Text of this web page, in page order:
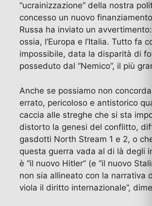
“ucrainizzazione” della nostra
concesso un nuovo
Russa ha inviato un
ossia, l’Europa e l’Italia. Tutto
impossibile, data la disparità di
posseduto dal “Nemico”, il più
Anche se possiamo non
errato, pericoloso e antistorico
caccia alle streghe che si sta
distorto la genesi del conflitto,
gasdotti North Stream 1 e 2, o
questa guerra vada al di là degli
è “il nuovo Hitler” (e “il nuovo
non sia allineato con la narrativa
viola il diritto internazionale”,